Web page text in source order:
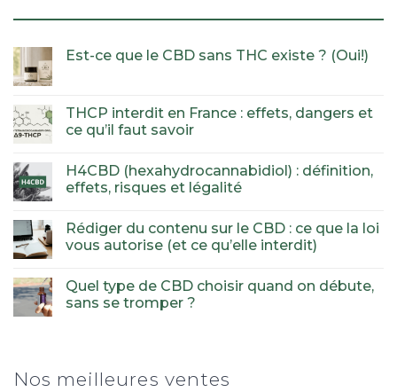
Est-ce que le CBD sans THC existe ? (Oui!)
THCP interdit en France : effets, dangers et
ce qu’il faut savoir
H4CBD (hexahydrocannabidiol) : définition,
effets, risques et légalité
Rédiger du contenu sur le CBD : ce que la loi
vous autorise (et ce qu’elle interdit)
Quel type de CBD choisir quand on débute,
sans se tromper ?
Nos meilleures ventes